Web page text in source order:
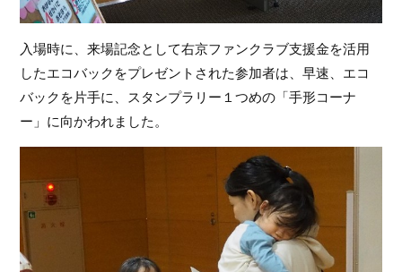
入場時に、来場記念として右京ファンクラブ支援金を活用
したエコバックをプレゼントされた参加者は、早速、エコ
バックを片手に、スタンプラリー１つめの「手形コーナ
ー」に向かわれました。